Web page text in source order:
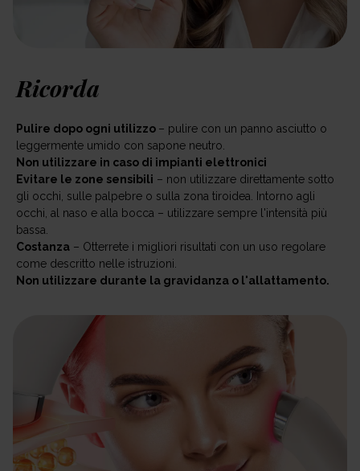
Ricorda
Pulire dopo ogni utilizzo – pulire con un panno asciutto o
leggermente umido con sapone neutro.
Non utilizzare in caso di impianti elettronici
Evitare le zone sensibili – non utilizzare direttamente sotto
gli occhi, sulle palpebre o sulla zona tiroidea. Intorno agli
occhi, al naso e alla bocca – utilizzare sempre l'intensità più
bassa.
Costanza – Otterrete i migliori risultati con un uso regolare
come descritto nelle istruzioni.
Non utilizzare durante la gravidanza o l'allattamento.